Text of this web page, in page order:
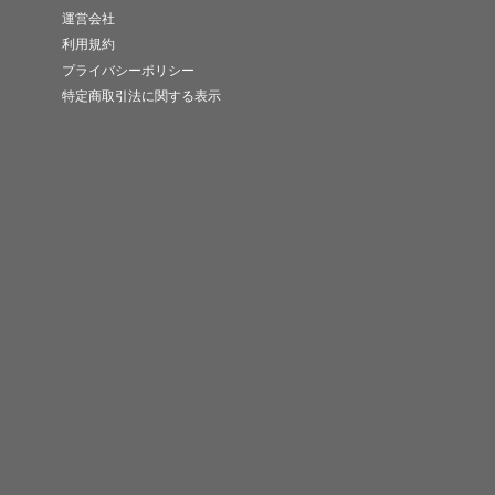
運営会社
利用規約
プライバシーポリシー
特定商取引法に関する表示